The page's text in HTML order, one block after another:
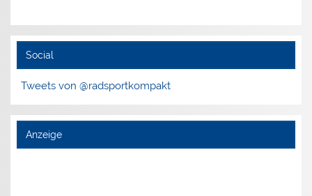
Social
Tweets von @radsportkompakt
Anzeige